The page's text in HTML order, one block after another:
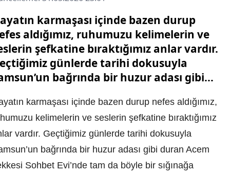
karmaşası içinde bazen durup
aldığımız, ruhumuzu kelimelerin ve
şefkatine bıraktığımız anlar vardır.
günlerde tarihi dokusuyla
bağrında bir huzur adası gibi...
karmaşası içinde bazen durup nefes aldığımız,
kelimelerin ve seslerin şefkatine bıraktığımız
vardır. Geçtiğimiz günlerde tarihi dokusuyla
bağrında bir huzur adası gibi duran Acem
Sohbet Evi’nde tam da böyle bir sığınağa